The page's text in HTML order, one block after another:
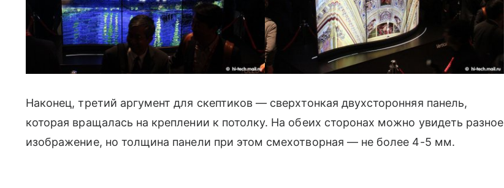
Наконец, третий аргумент для скептиков — сверхтонкая двухсторонняя панель,
которая вращалась на креплении к потолку. На обеих сторонах можно увидеть разное
изображение, но толщина панели при этом смехотворная — не более 4-5 мм.